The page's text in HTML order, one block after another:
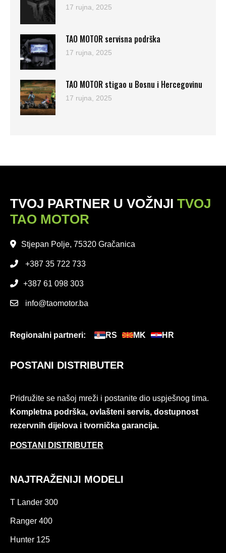
17 rujna, 2025
TAO MOTOR servisna podrška
17 rujna, 2025
TAO MOTOR stigao u Bosnu i Hercegovinu
17 rujna, 2025
TVOJ PARTNER U VOŽNJI TVOJ
TAO MOTOR
Stjepan Polje, 75320 Gračanica
+387 35 722 733
+387 61 098 303
info@taomotor.ba
Regionalni partneri: RS MK HR
POSTANI DISTRIBUTER
Pridružite se našoj mreži i postanite dio uspješnog tima.
Kompletna podrška, ovlašteni servis, dostupnost
rezervnih dijelova i tvornička garancija.
POSTANI DISTRIBUTER
NAJTRAŽENIJI MODELI
T Lander 300
Ranger 400
Hunter 125